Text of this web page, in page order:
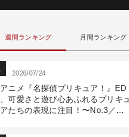
週間ランキング 月間ランキング
2026/07/24
アニメ『名探偵プリキュア！』ED
、可愛さと遊び心あふれるプリキュ
アたちの表現に注目！〜No.3／ア